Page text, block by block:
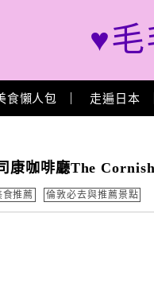
♥毛
食懶人包 走遍日本
康咖啡廳The
推薦 倫敦必去與推薦景點